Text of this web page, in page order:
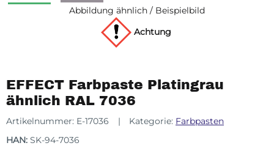
Abbildung ähnlich / Beispielbild
Achtung
EFFECT Farbpaste Platingrau
ähnlich RAL 7036
Artikelnummer: E-17036 Kategorie: Farbpasten
HAN: SK-94-7036